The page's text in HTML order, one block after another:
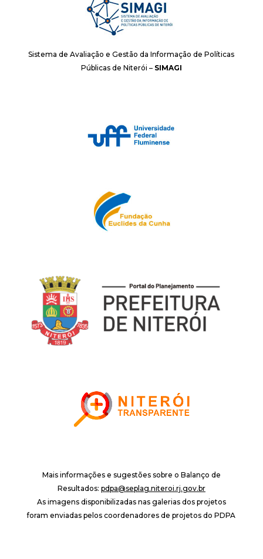
Sistema de Avaliação e Gestão da Informação de Políticas
Públicas de Niterói – SIMAGI
Mais informações e sugestões sobre o Balanço de
Resultados: pdpa@seplag.niteroi.rj.gov.br
As imagens disponibilizadas nas galerias dos projetos
foram enviadas pelos coordenadores de projetos do PDPA